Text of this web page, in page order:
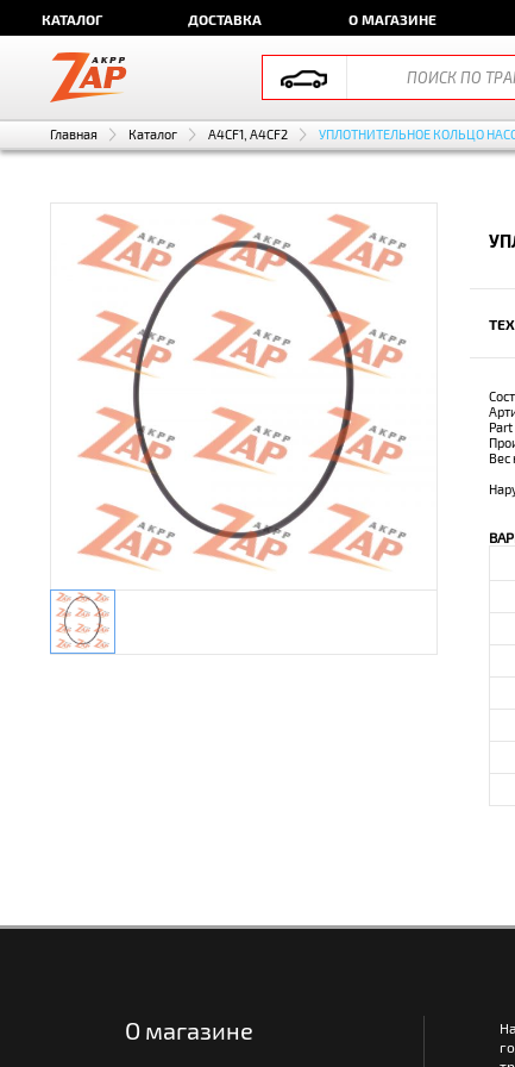
КАТАЛОГ ДОСТАВКА О МАГАЗИНЕ
Главная Каталог A4CF1, A4CF2 УПЛОТНИТЕЛЬНОЕ КОЛЬЦО
Вес
О магазине